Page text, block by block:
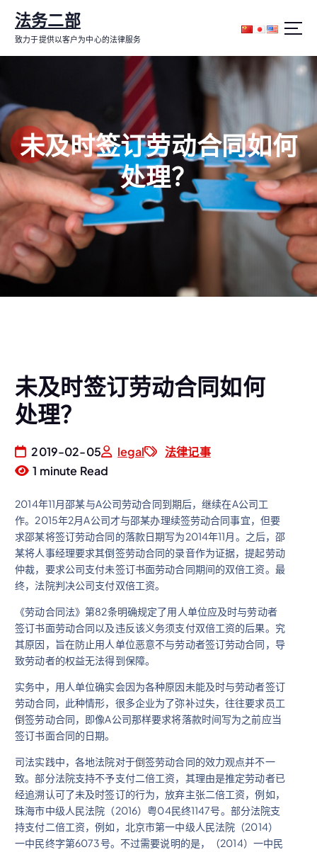
内
法务二部
致力于提供以客户为中心的法律服务
未及时签订劳动合同如何
处理？
未及时签订劳动合同如何
处理？
2019-02-05 legal
法律记事
1 minute Read
2014年11月邵某与A公司劳动合同到期后，继续在A公司工
作。2015年2月A公司才与邵某办理续签劳动合同事宜，但要
求邵某将签订劳动合同的落款日期写为2014年11月。之后，邵
某将人事经理要求其倒签劳动合同的录音作为证据，提起劳动
仲裁，要求公司支付未签订书面劳动合同期间的双倍工资。最
终，法院判决公司支付双倍工资。
《劳动合同法》第82条明确规定了用人单位应及时与劳动者
签订书面劳动合同以及违反该义务须支付双倍工资的后果。究
其原因，旨在防止用人单位恶意不与劳动者签订劳动合同，导
致劳动者的权益无法得到保障。
实务中，用人单位确实会因为各种原因未能及时与劳动者签订
劳动合同，此种情形，很多企业为了弥补过失，往往要求员工
倒签劳动合同，即像A公司那样要求将落款时间写为之前应当
签订书面合同的日期。
司法实践中，各地法院对于倒签劳动合同的效力观点并不一
致。部分法院支持不予支付二倍工资，其理由是推定劳动者已
经追溯认可了未及时签订的行为，放弃主张二倍工资，例如，
珠海市中级人民法院（2016）粤04民终1147号。部分法院支
持支付二倍工资，例如，北京市第一中级人民法院（2014）
一中民终字第6073号。不过需要说明的是，（2014）一中民